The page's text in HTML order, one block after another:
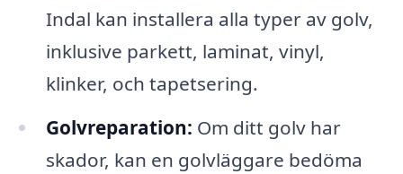
Indal kan installera alla typer av golv,
inklusive parkett, laminat, vinyl,
klinker, och tapetsering.
Golvreparation: Om ditt golv har
skador, kan en golvläggare bedöma